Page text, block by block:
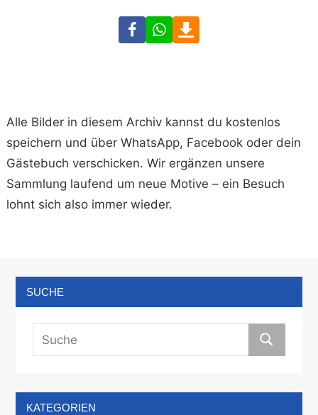
FacebookWhatsApp
Alle Bilder in diesem Archiv kannst du kostenlos
speichern und über WhatsApp, Facebook oder dein
Gästebuch verschicken. Wir ergänzen unsere
Sammlung laufend um neue Motive – ein Besuch
lohnt sich also immer wieder.
SUCHE
KATEGORIEN